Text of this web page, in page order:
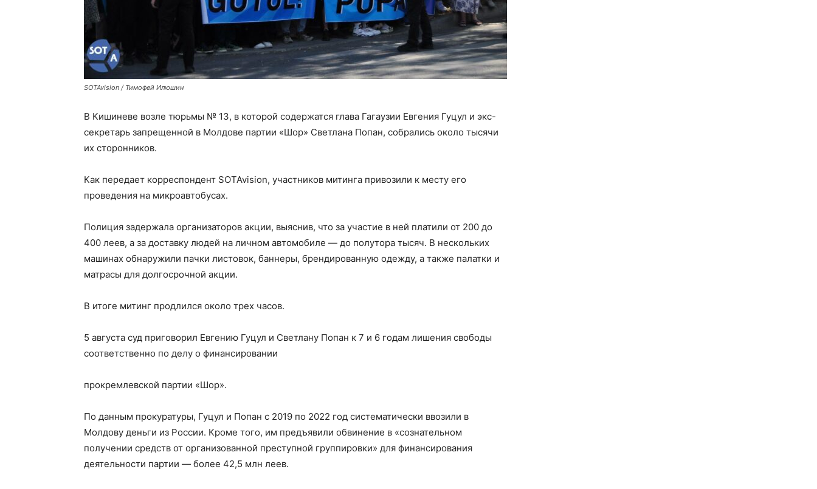
SOTAvision / Тимофей Илюшин
В Кишиневе возле тюрьмы № 13, в которой содержатся глава Гагаузии Евгения Гуцул и экс-
секретарь запрещенной в Молдове партии «Шор» Светлана Попан, собрались около тысячи
их сторонников.
Как передает корреспондент SOTAvision, участников митинга привозили к месту его
проведения на микроавтобусах.
Полиция задержала организаторов акции, выяснив, что за участие в ней платили от 200 до
400 леев, а за доставку людей на личном автомобиле — до полутора тысяч. В нескольких
машинах обнаружили пачки листовок, баннеры, брендированную одежду, а также палатки и
матрасы для долгосрочной акции.
В итоге митинг продлился около трех часов.
5 августа суд приговорил Евгению Гуцул и Светлану Попан к 7 и 6 годам лишения свободы
соответственно по делу о финансировании
прокремлевской партии «Шор».
По данным прокуратуры, Гуцул и Попан с 2019 по 2022 год систематически ввозили в
Молдову деньги из России. Кроме того, им предъявили обвинение в «сознательном
получении средств от организованной преступной группировки» для финансирования
деятельности партии — более 42,5 млн леев.